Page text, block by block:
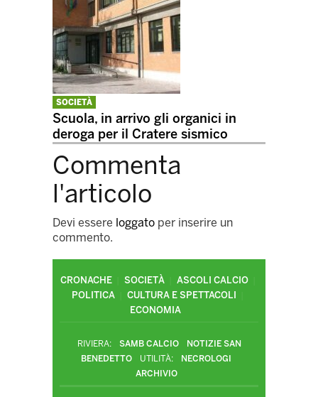
SOCIETÀ
Scuola, in arrivo gli organici in
deroga per il Cratere sismico
Commenta
l'articolo
Devi essere loggato per inserire un
commento.
CRONACHE SOCIETÀ
ASCOLI CALCIO
POLITICA
CULTURA E SPETTACOLI
ECONOMIA
RIVIERA: SAMB CALCIO
NOTIZIE SAN
BENEDETTO
UTILITÀ:
NECROLOGI
ARCHIVIO